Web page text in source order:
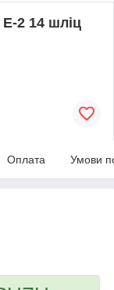
2 14 шліц
Оплата Умови